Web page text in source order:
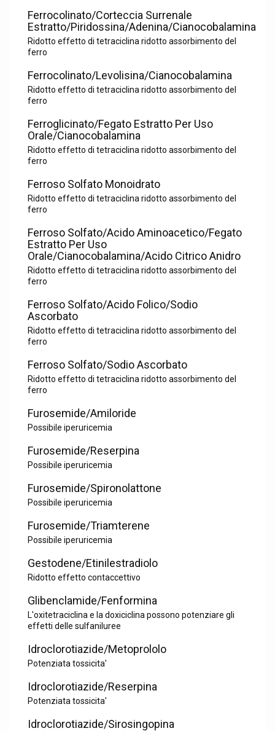
Ferrocolinato/Corteccia Surrenale
Estratto/Piridossina/Adenina/Cianocobalamina
Ridotto effetto di tetraciclina ridotto assorbimento del
ferro
Ferrocolinato/Levolisina/Cianocobalamina
Ridotto effetto di tetraciclina ridotto assorbimento del
ferro
Ferroglicinato/Fegato Estratto Per Uso
Orale/Cianocobalamina
Ridotto effetto di tetraciclina ridotto assorbimento del
ferro
Ferroso Solfato Monoidrato
Ridotto effetto di tetraciclina ridotto assorbimento del
ferro
Ferroso Solfato/Acido Aminoacetico/Fegato
Estratto Per Uso
Orale/Cianocobalamina/Acido Citrico Anidro
Ridotto effetto di tetraciclina ridotto assorbimento del
ferro
Ferroso Solfato/Acido Folico/Sodio
Ascorbato
Ridotto effetto di tetraciclina ridotto assorbimento del
ferro
Ferroso Solfato/Sodio Ascorbato
Ridotto effetto di tetraciclina ridotto assorbimento del
ferro
Furosemide/Amiloride
Possibile iperuricemia
Furosemide/Reserpina
Possibile iperuricemia
Furosemide/Spironolattone
Possibile iperuricemia
Furosemide/Triamterene
Possibile iperuricemia
Gestodene/Etinilestradiolo
Ridotto effetto contaccettivo
Glibenclamide/Fenformina
L'oxitetraciclina e la doxiciclina possono potenziare gli
effetti delle sulfaniluree
Idroclorotiazide/Metoprololo
Potenziata tossicita'
Idroclorotiazide/Reserpina
Potenziata tossicita'
Idroclorotiazide/Sirosingopina